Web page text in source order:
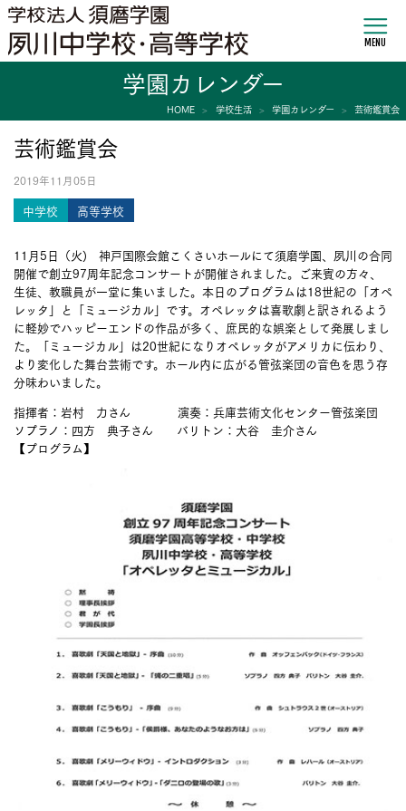
MENU
学園カレンダー
HOME 学校生活 学園カレンダー 芸術鑑賞会
芸術鑑賞会
2019年11月05日
中学校 高等学校
11月5日（火) 神戸国際会館こくさいホールにて須磨学園、夙川の合同
開催で創立97周年記念コンサートが開催されました。ご来賓の方々、
生徒、教職員が一堂に集いました。本日のプログラムは18世紀の「オペ
レッタ」と「ミュージカル」です。オペレッタは喜歌劇と訳されるよう
に軽妙でハッピーエンドの作品が多く、庶民的な娯楽として発展しまし
た。「ミュージカル」は20世紀になりオペレッタがアメリカに伝わり、
より変化した舞台芸術です。ホール内に広がる管弦楽団の音色を思う存
分味わいました。
指揮者：岩村 力さん 演奏：兵庫芸術文化センター管弦楽団
ソプラノ：四方 典子さん バリトン：大谷 圭介さん
【プログラム】